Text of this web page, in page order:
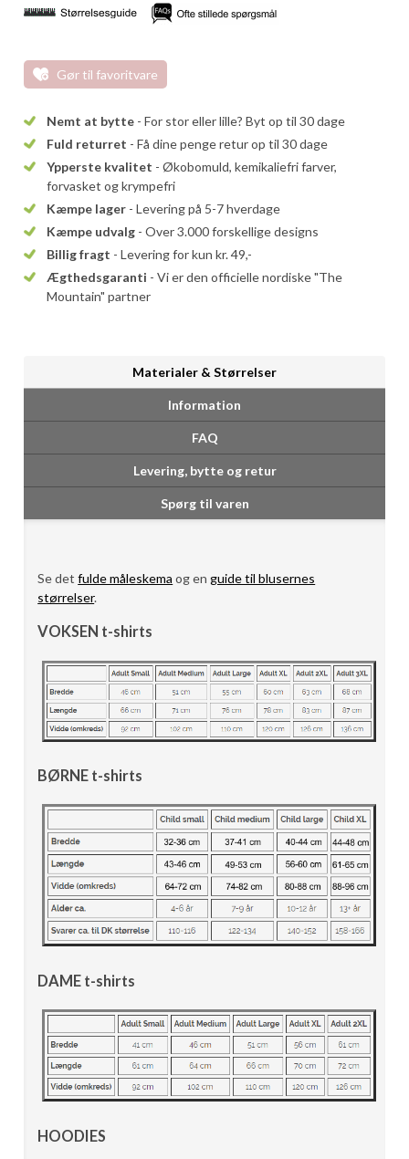
Gør til favoritvare
Nemt at bytte - For stor eller lille? Byt op til 30 dage
Fuld returret - Få dine penge retur op til 30 dage
Ypperste kvalitet - Økobomuld, kemikaliefri farver,
forvasket og krympefri
Kæmpe lager - Levering på 5-7 hverdage
Kæmpe udvalg - Over 3.000 forskellige designs
Billig fragt - Levering for kun kr. 49,-
Ægthedsgaranti - Vi er den officielle nordiske "The
Mountain" partner
Materialer & Størrelser
Information
FAQ
Levering, bytte og retur
Spørg til varen
Se detfulde måleskema og enguide til blusernes
størrelser.
VOKSEN t-shirts
BØRNE t-shirts
DAME t-shirts
HOODIES